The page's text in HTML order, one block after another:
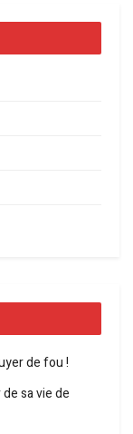
de fou !
sa vie de